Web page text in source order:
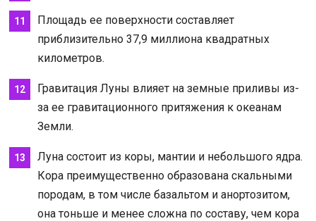
Площадь ее поверхности составляет
приблизительно 37,9 миллиона квадратных
километров.
Гравитация Луны влияет на земные приливы из-
за ее гравитационного притяжения к океанам
Земли.
Луна состоит из коры, мантии и небольшого ядра.
Кора преимущественно образована скальными
породам, в том числе базальтом и анортозитом,
она тоньше и менее сложна по составу, чем кора